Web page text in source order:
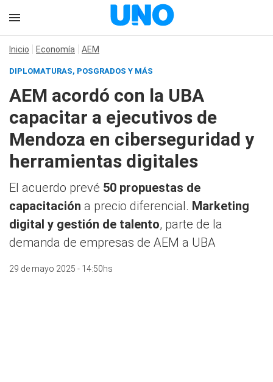
Inicio Economía AEM
DIPLOMATURAS, POSGRADOS Y MÁS
AEM acordó con la UBA
capacitar a ejecutivos de
Mendoza en ciberseguridad y
herramientas digitales
El acuerdo prevé 50 propuestas de
capacitación a precio diferencial. Marketing
digital y gestión de talento, parte de la
demanda de empresas de AEM a UBA
29 de mayo 2025 - 14:50hs